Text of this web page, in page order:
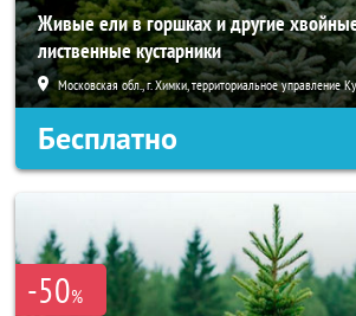
Живые ели в горшках и другие
лиственные кустарники
Московская обл., г. Химки, территориальное управление
Бесплатно
-50%